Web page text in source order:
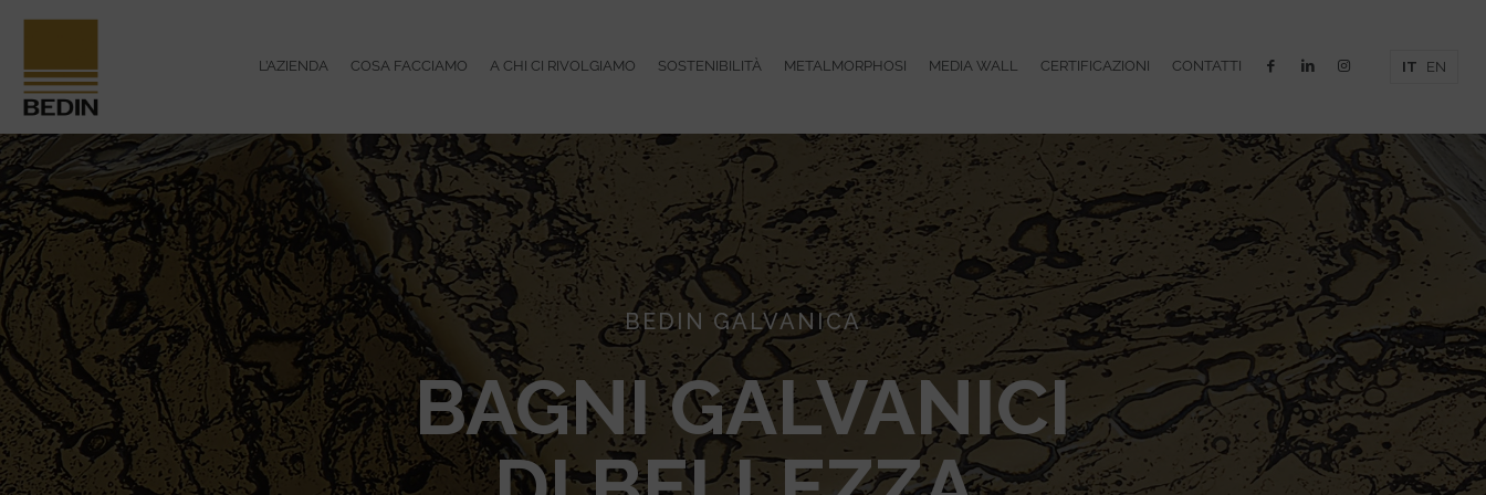
L’AZIENDA COSA FACCIAMO A CHI CI RIVOLGIAMO SOSTENIBILITÀ METALMORPHOSI MEDIA WALL CERTIFICAZIONI CONTATTI IT EN
BEDIN GALVANICA
BAGNI GALVANICI